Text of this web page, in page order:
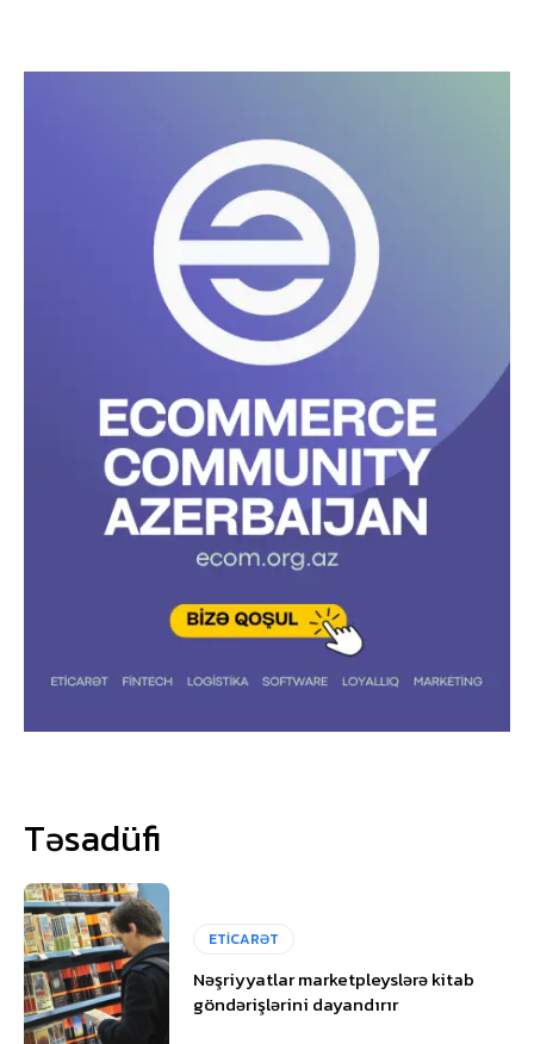
Təsadüfi
ETİCARƏT
Nəşriyyatlar marketpleyslərə kitab
göndərişlərini dayandırır